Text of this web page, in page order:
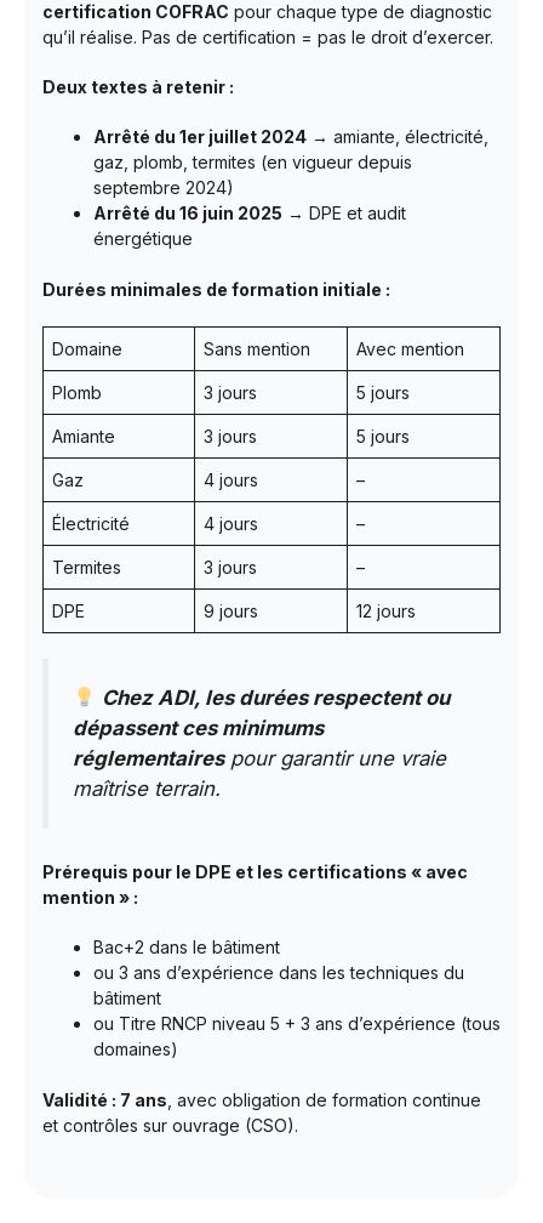
certification COFRAC pour chaque type de diagnostic
qu’il réalise. Pas de certification = pas le droit d’exercer.
Deux textes à retenir :
Arrêté du 1er juillet 2024 → amiante, électricité,
gaz, plomb, termites (en vigueur depuis
septembre 2024)
Arrêté du 16 juin 2025 → DPE et audit
énergétique
Durées minimales de formation initiale :
Domaine Sans mention Avec mention
Plomb 3 jours 5 jours
Amiante 3 jours 5 jours
Gaz 4 jours –
Électricité 4 jours –
Termites 3 jours –
DPE 9 jours 12 jours
Chez ADI, les durées respectent ou
dépassent ces minimums
réglementairespour garantir une vraie
maîtrise terrain.
Prérequis pour le DPE et les certifications « avec
mention » :
Bac+2 dans le bâtiment
ou 3 ans d’expérience dans les techniques du
bâtiment
ou Titre RNCP niveau 5 + 3 ans d’expérience (tous
domaines)
Validité : 7 ans , avec obligation de formation continue
et contrôles sur ouvrage (CSO).